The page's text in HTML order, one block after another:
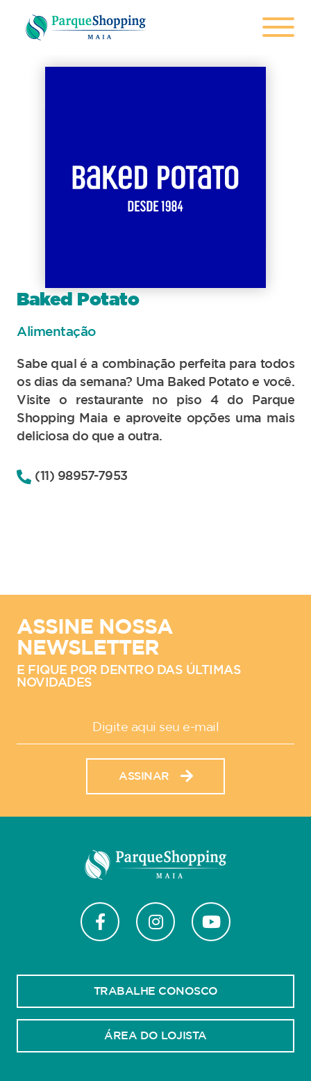
Baked Potato
Alimentação
Sabe qual é a combinação perfeita para todos
os dias da semana? Uma Baked Potato e você.
Visite o restaurante no piso 4 do Parque
Shopping Maia e aproveite opções uma mais
deliciosa do que a outra.
(11) 98957-7953
ASSINE NOSSA
NEWSLETTER
E FIQUE POR DENTRO DAS ÚLTIMAS
NOVIDADES
ASSINAR
TRABALHE CONOSCO
ÁREA DO LOJISTA